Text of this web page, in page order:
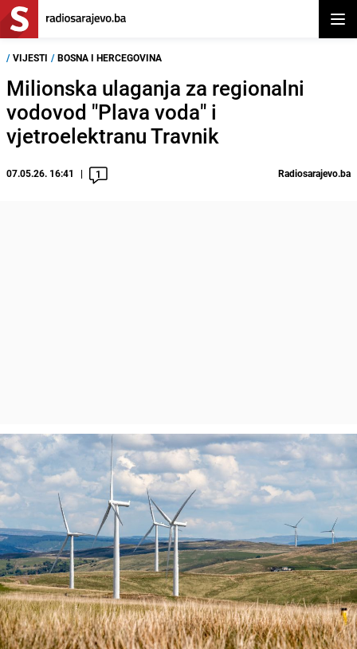
/ VIJESTI / BOSNA I HERCEGOVINA
Milionska ulaganja za regionalni
vodovod "Plava voda" i
vjetroelektranu Travnik
07.05.26. 16:41 1 Radiosarajevo.ba